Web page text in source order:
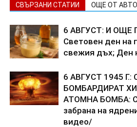
СВЪРЗАНИ СТАТИИ ОЩЕ ОТ
6 АВГУСТ: И ОЩЕ
Световен ден на
свежия дъх; Ден
6 АВГУСТ 1945 Г.:
БОМБАРДИРАТ
АТОМНА БОМБА:
забрана на
видео/